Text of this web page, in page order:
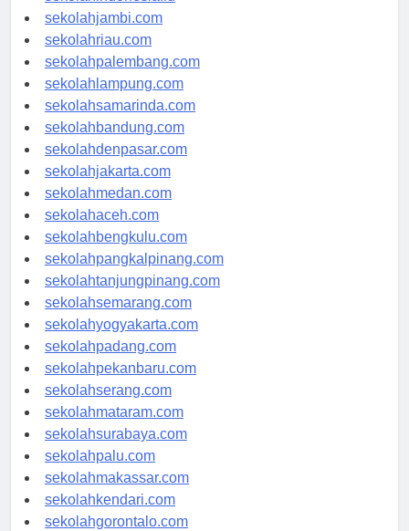
sekolahindonesia.id
sekolahjambi.com
sekolahriau.com
sekolahpalembang.com
sekolahlampung.com
sekolahsamarinda.com
sekolahbandung.com
sekolahdenpasar.com
sekolahjakarta.com
sekolahmedan.com
sekolahaceh.com
sekolahbengkulu.com
sekolahpangkalpinang.com
sekolahtanjungpinang.com
sekolahsemarang.com
sekolahyogyakarta.com
sekolahpadang.com
sekolahpekanbaru.com
sekolahserang.com
sekolahmataram.com
sekolahsurabaya.com
sekolahpalu.com
sekolahmakassar.com
sekolahkendari.com